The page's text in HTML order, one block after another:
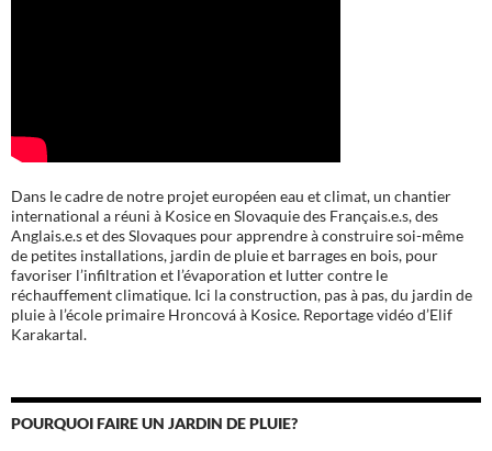
Dans le cadre de notre projet européen eau et climat, un chantier
international a réuni à Kosice en Slovaquie des Français.e.s, des
Anglais.e.s et des Slovaques pour apprendre à construire soi-même
de petites installations, jardin de pluie et barrages en bois, pour
favoriser l’infiltration et l’évaporation et lutter contre le
réchauffement climatique. Ici la construction, pas à pas, du jardin de
pluie à l’école primaire Hroncová à Kosice. Reportage vidéo d’Elif
Karakartal.
POURQUOI FAIRE UN JARDIN DE PLUIE?